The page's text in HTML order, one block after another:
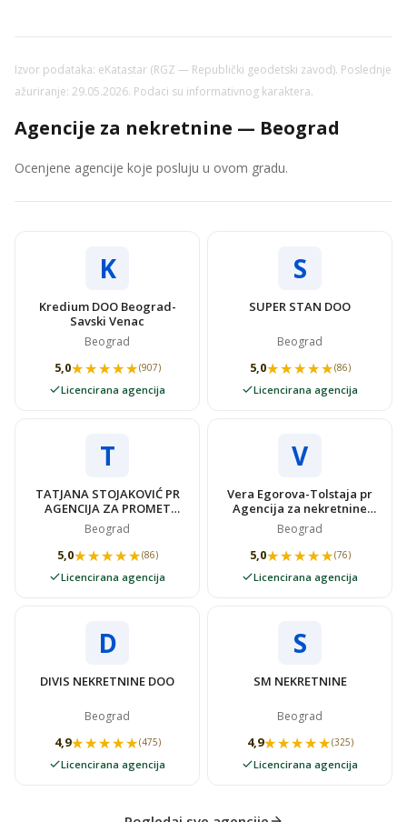
Izvor podataka: eKatastar (RGZ — Republički geodetski zavod). Poslednje
ažuriranje: 29.05.2026. Podaci su informativnog karaktera.
Agencije za nekretnine — Beograd
Ocenjene agencije koje posluju u ovom gradu.
K
Kredium DOO Beograd-
Savski Venac
Beograd
5,0★★★★★
★★★★★(907)
Licencirana agencija
S
SUPER STAN DOO
Beograd
5,0★★★★★
★★★★★(86)
Licencirana agencija
T
TATJANA STOJAKOVIĆ PR
AGENCIJA ZA PROMET
NEKRETNINAMA SUPER
STAN
Beograd
5,0★★★★★
★★★★★(86)
Licencirana agencija
V
Vera Egorova-Tolstaja pr
Agencija za nekretnine
VIDOVSTAN
Beograd
5,0★★★★★
★★★★★(76)
Licencirana agencija
D
DIVIS NEKRETNINE DOO
Beograd
4,9★★★★★
★★★★★(475)
Licencirana agencija
S
SM NEKRETNINE
Beograd
4,9★★★★★
★★★★★(325)
Licencirana agencija